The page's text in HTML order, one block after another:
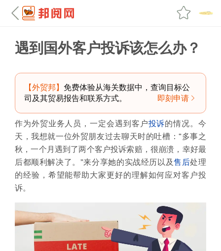
遇到国外客户投诉该怎么办？
【外贸邦】 免费体验从海关数据中，查询目标公
司及其贸易报告和联系方式。
即刻申请
作为外贸业务人员，一定会遇到客户投诉的情况。今
天，我想就一位外贸朋友过去聊天时的吐槽：“多事之
秋，一个月遇到了两个客户投诉索赔，很崩溃，幸好最
后都顺利解决了。”来分享她的实战经历以及售后处理
的经验，希望能帮助大家更好的理解如何应对客户投
诉。